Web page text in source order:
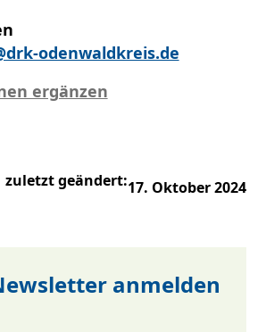
odenwaldkreis.de
ergänzen
zuletzt geändert:17. Oktober 2024
anmelden